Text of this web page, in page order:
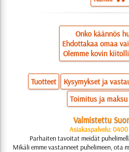
Onko käännös
Ehdottakaa omaa
Olemme kovin
Tuotteet Kysymykset ja
Toimitus ja maksu
Valmistettu
Asiakaspalvelu:
Parhaiten tavoitat meidät
Mikäli emme vastanneet puhelimeen, ota